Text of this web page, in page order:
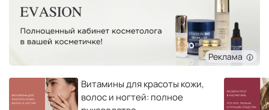
Реклама
Витамины для красоты кожи,
волос и ногтей: полное